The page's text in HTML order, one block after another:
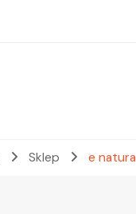
Sklep e natura